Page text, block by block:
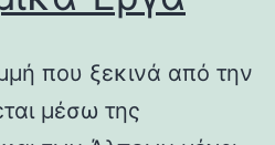
που ξεκινά από την
μέσω της